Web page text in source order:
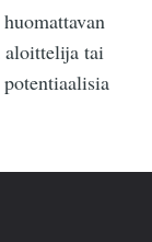
aloittelija tai